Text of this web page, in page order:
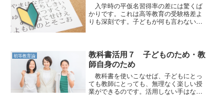
入学時の平仮名習得率の差には驚くば
かりです。これは高等教育の受験格差よ
りも深刻です。子どもが何も言わないだ
初等教育論
教科書活用７ 子どものため・教
師自身のため
教科書を使いこなせば、子どもにとっ
ても教師にとっても、無理なく楽しい授
業ができるのです。活用しない手はない